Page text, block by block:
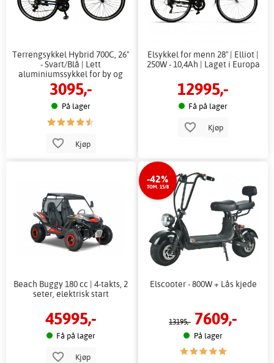
Terrengsykkel Hybrid 700C, 26"
- Svart/Blå | Lett
aluminiumssykkel for by og
fritid
3095,-
På lager
Kjøp
Elsykkel for menn 28" | Elliot |
250W - 10,4Ah | Laget i Europa
12995,-
Få på lager
Kjøp
Beach Buggy 180 cc | 4-takts, 2
seter, elektrisk start
45995,-
Få på lager
Kjøp
-42%
TOM. 15/8
Elscooter - 800W + Lås kjede
13195,- 7609,-
På lager